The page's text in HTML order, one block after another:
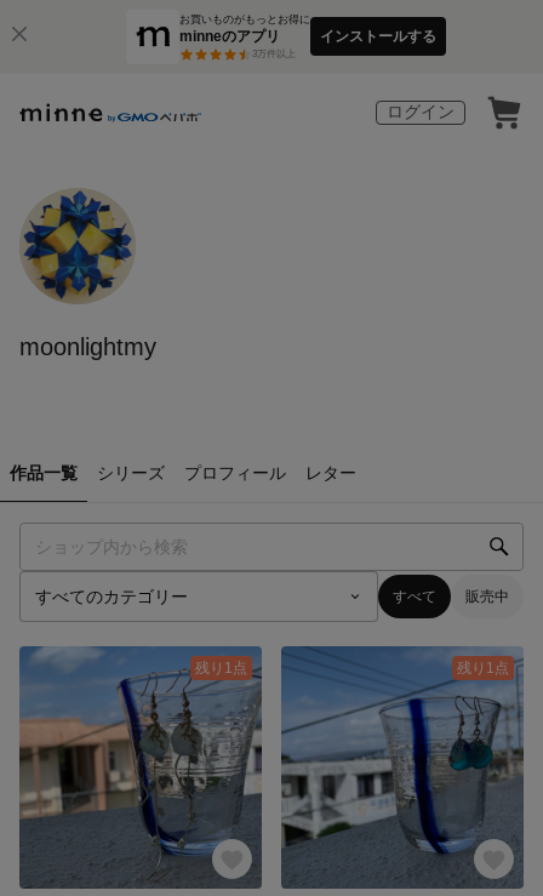
お買いものがもっとお得に
minneのアプリ
3万件以上
インストールする
ログイン
moonlightmy
作品一覧 シリーズ プロフィール レター
すべて 販売中
残り1点 残り1点